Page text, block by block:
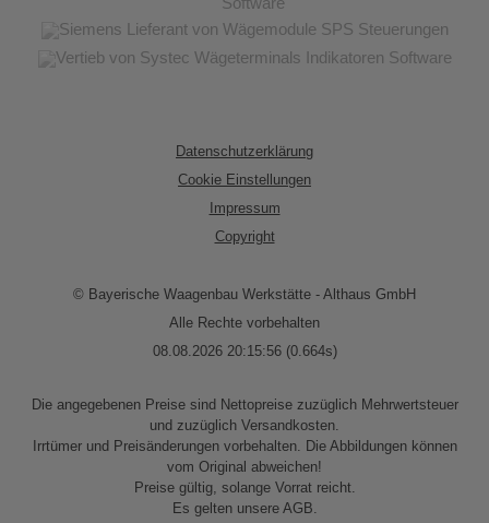
Datenschutzerklärung
Cookie Einstellungen
Impressum
Copyright
© Bayerische Waagenbau Werkstätte - Althaus GmbH
Alle Rechte vorbehalten
08.08.2026 20:15:56 (0.664s)
Die angegebenen Preise sind Nettopreise zuzüglich Mehrwertsteuer
und zuzüglich Versandkosten.
Irrtümer und Preisänderungen vorbehalten. Die Abbildungen können
vom Original abweichen!
Preise gültig, solange Vorrat reicht.
Es gelten unsere AGB.